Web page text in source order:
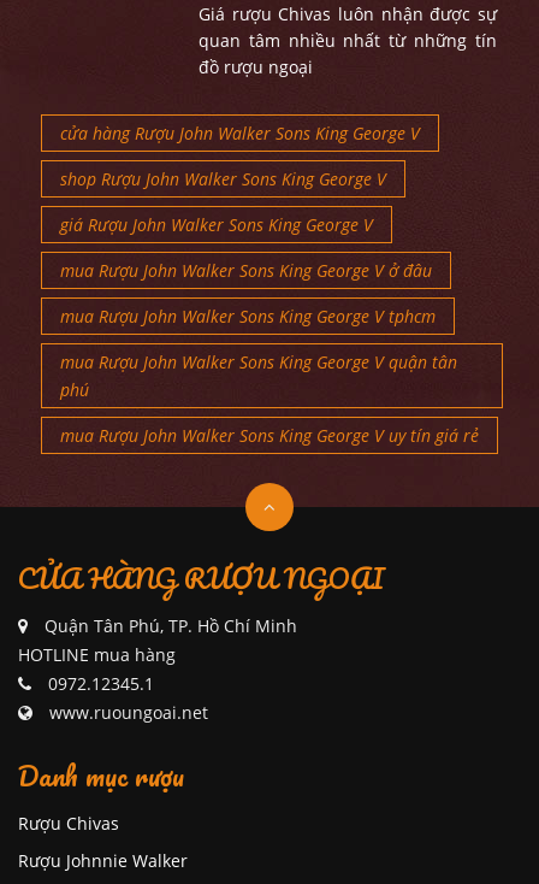
Giá rượu Chivas luôn nhận được sự
quan tâm nhiều nhất từ những tín
đồ rượu ngoại
cửa hàng Rượu John Walker Sons King George V
shop Rượu John Walker Sons King George V
giá Rượu John Walker Sons King George V
mua Rượu John Walker Sons King George V ở đâu
mua Rượu John Walker Sons King George V tphcm
mua Rượu John Walker Sons King George V quận tân
phú
mua Rượu John Walker Sons King George V uy tín giá rẻ
CỬA HÀNG RƯỢU NGOẠI
Quận Tân Phú, TP. Hồ Chí Minh
HOTLINE mua hàng
0972.12345.1
www.ruoungoai.net
Danh mục rượu
Rượu Chivas
Rượu Johnnie Walker